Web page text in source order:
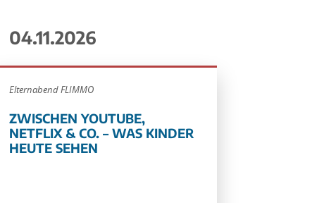
04.11.2026
Elternabend FLIMMO
ZWISCHEN YOUTUBE,
NETFLIX & CO. – WAS KINDER
HEUTE SEHEN